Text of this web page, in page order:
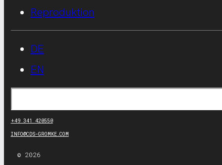
Reproduktion
DE
EN
Suchen
+49 341 420550
INFO@CDS-GROMKE.COM
© 2026